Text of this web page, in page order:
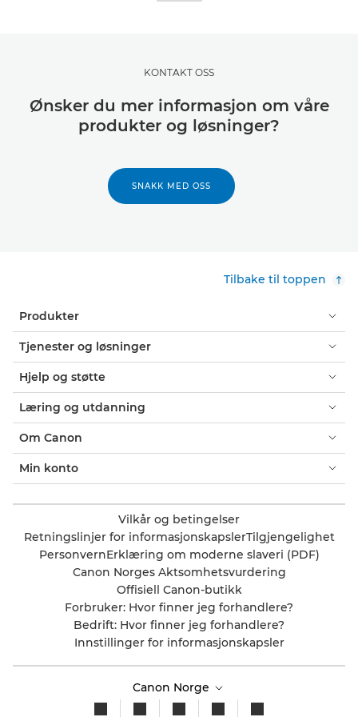
KONTAKT OSS
Ønsker du mer informasjon om våre
produkter og løsninger?
SNAKK MED OSS
Tilbake til toppen
Produkter
Tjenester og løsninger
Hjelp og støtte
Læring og utdanning
Om Canon
Min konto
Vilkår og betingelser
Retningslinjer for informasjonskapslerTilgjengelighet
PersonvernErklæring om moderne slaveri (PDF)
Canon Norges Aktsomhetsvurdering
Offisiell Canon-butikk
Forbruker: Hvor finner jeg forhandlere?
Bedrift: Hvor finner jeg forhandlere?
Innstillinger for informasjonskapsler
Canon Norge